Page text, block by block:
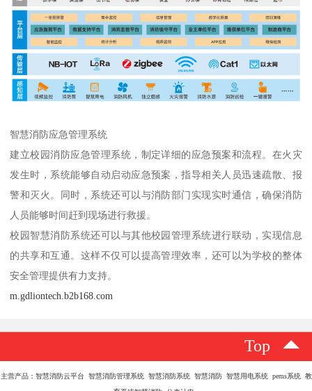
智慧消防应急管理系统
建立校园消防应急管理系统，制定详细的应急预案和流程。在火灾
发生时，系统能够自动启动应急预案，指导相关人员迅速疏散、报
警和灭火。同时，系统还可以与消防部门实现实时通信，确保消防
人员能够时间赶到现场进行救援。
校园智慧消防系统还可以与其他校园管理系统进行联动，实现信息
的共享和互通。这样不仅可以提高管理效率，还可以为学校的整体
安全管理提供有力支持。
m.gdliontech.b2b168.com
Top
主营产品：智慧消防云平台 智慧消防管理系统 智慧消防系统 智慧消防 智慧用电系统 pems系统 教